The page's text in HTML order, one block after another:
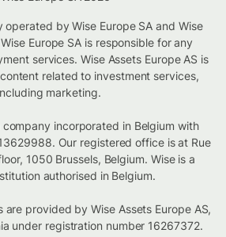
operated by Wise Europe SA and Wise
Europe SA is responsible for any
services. Wise Assets Europe AS is
related to investment services,
marketing.
company incorporated in Belgium with
Our registered office is at Rue
1050 Brussels, Belgium. Wise is a
authorised in Belgium.
are provided by Wise Assets Europe AS,
under registration number 16267372.